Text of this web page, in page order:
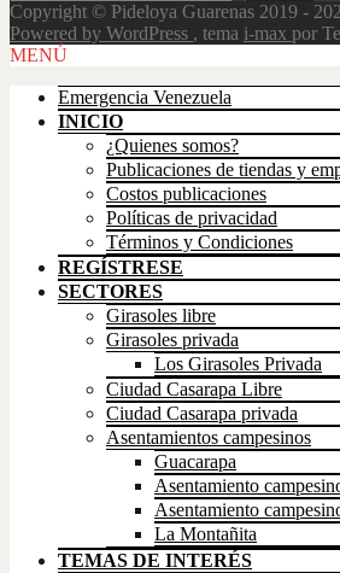
Copyright © Pideloya Guarenas 2019 -
Powered by WordPress , tema i-max por
Scroll
MENÚ
Emergencia Venezuela
INICIO
¿Quienes somos?
Publicaciones de tiendas y
Costos publicaciones
Políticas de privacidad
Términos y Condiciones
REGÍSTRESE
SECTORES
Girasoles libre
Girasoles privada
Los Girasoles Privada
Ciudad Casarapa Libre
Ciudad Casarapa privada
Asentamientos campesinos
Guacarapa
Asentamiento
Asentamiento
La Montañita
TEMAS DE INTERÉS